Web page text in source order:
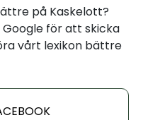
på Kaskelott?
Google för att skicka
vårt lexikon bättre